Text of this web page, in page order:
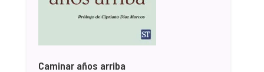
Caminar años arriba